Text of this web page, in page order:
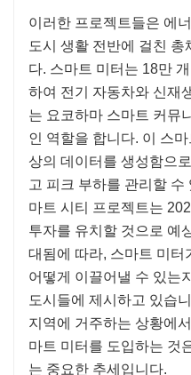
이러한 프로젝트들은 에
도시 생활 전반에 걸친 총
다. 스마트 미터는 18만
하여 전기 자동차와 신재
는 요코하마 스마트 커뮤
인 역할을 합니다. 이 스
상의 데이터를 생성함으
고 피크 부하를 관리할
마트 시티 프로젝트는
투자를 유치할 것으로 예
대됨에 따라, 스마트 미터
어떻게 이끌어낼 수 있는
도시들에 제시하고 있습
지역에 거주하는 상황에
마트 미터를 도입하는 것
는 중요한 추세입니다.